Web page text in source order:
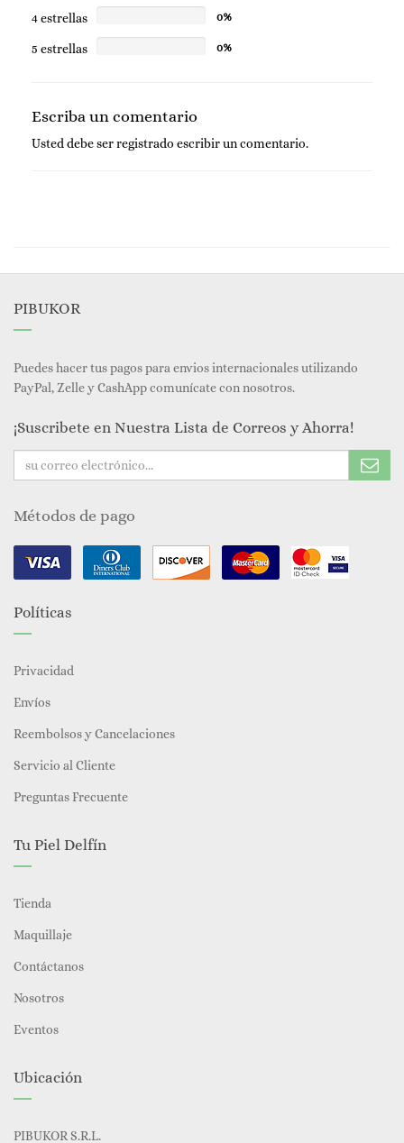
4 estrellas 0%
5 estrellas 0%
Escriba un comentario
Usted debe serregistrado escribir un comentario.
PIBUKOR
Puedes hacer tus pagos para envios internacionales utilizando
PayPal, Zelle y CashApp comunícate con nosotros.
¡Suscribete en Nuestra Lista de Correos y Ahorra!
Métodos de pago
Políticas
Privacidad
Envíos
Reembolsos y Cancelaciones
Servicio al Cliente
Preguntas Frecuente
Tu Piel Delfín
Tienda
Maquillaje
Contáctanos
Nosotros
Eventos
Ubicación
PIBUKOR S.R.L.